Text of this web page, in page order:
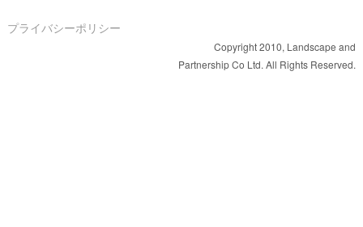
開
く
プライバシーポリシー
Copyright 2010, Landscape and
Partnership Co Ltd. All Rights Reserved.